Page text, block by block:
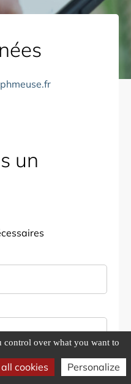
un
control over what you want to
cookies Personalize